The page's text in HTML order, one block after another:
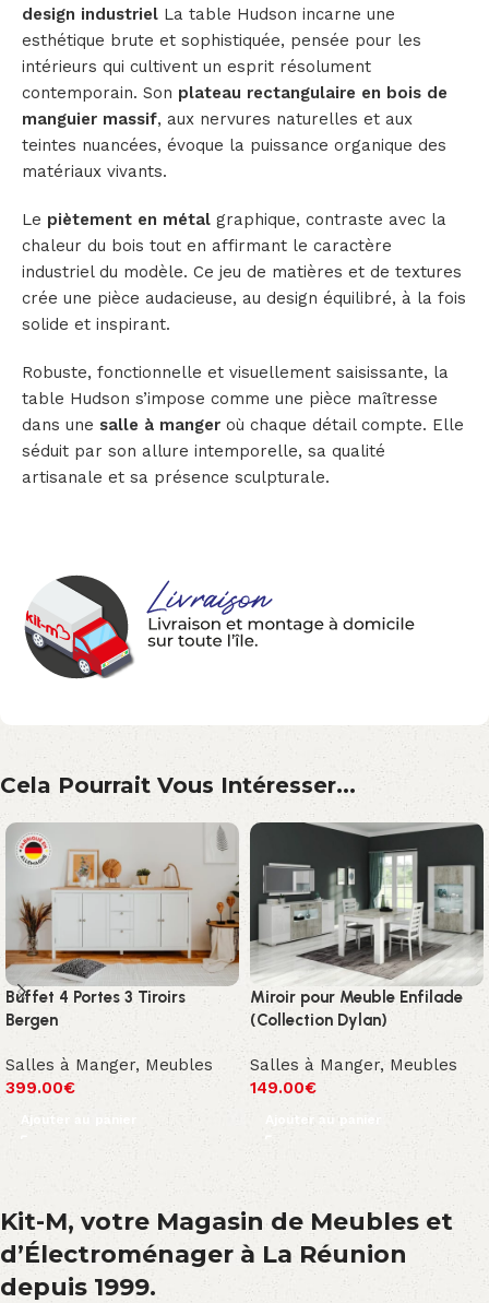
design industriel La table Hudson incarne une
esthétique brute et sophistiquée, pensée pour les
intérieurs qui cultivent un esprit résolument
contemporain. Son plateau rectangulaire en bois de
manguier massif, aux nervures naturelles et aux
teintes nuancées, évoque la puissance organique des
matériaux vivants.
Le piètement en métal graphique, contraste avec la
chaleur du bois tout en affirmant le caractère
industriel du modèle. Ce jeu de matières et de textures
crée une pièce audacieuse, au design équilibré, à la fois
solide et inspirant.
Robuste, fonctionnelle et visuellement saisissante, la
table Hudson s’impose comme une pièce maîtresse
dans une salle à manger où chaque détail compte. Elle
séduit par son allure intemporelle, sa qualité
artisanale et sa présence sculpturale.
Cela Pourrait Vous Intéresser...
Buffet 4 Portes 3 Tiroirs
Bergen
Salles à Manger, Meubles
399.00€
Ajouter au panier
Miroir pour Meuble Enfilade
(Collection Dylan)
Salles à Manger, Meubles
149.00€
Ajouter au panier
Kit-M, votre Magasin de Meubles et
d’Électroménager à La Réunion
depuis 1999.